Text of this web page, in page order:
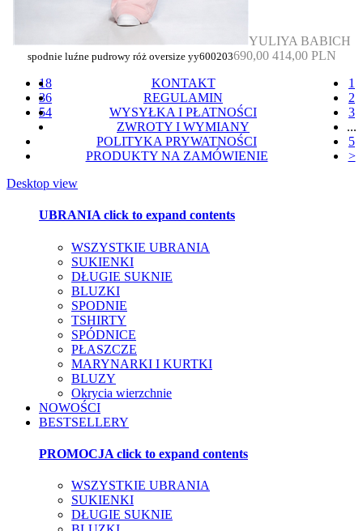
YULIYA BABICH
spodnie luźne pudrowy róż oversize yy600203690,00 414,00 PLN
18
36
54
1
2
3
...
5
>
KONTAKT
REGULAMIN
WYSYŁKA I PŁATNOŚCI
ZWROTY I WYMIANY
POLITYKA PRYWATNOŚCI
PRODUKTY NA ZAMÓWIENIE
Desktop view
UBRANIA click to expand contents
WSZYSTKIE UBRANIA
SUKIENKI
DŁUGIE SUKNIE
BLUZKI
SPODNIE
TSHIRTY
SPÓDNICE
PŁASZCZE
MARYNARKI I KURTKI
BLUZY
Okrycia wierzchnie
NOWOŚCI
BESTSELLERY
PROMOCJA click to expand contents
WSZYSTKIE UBRANIA
SUKIENKI
DŁUGIE SUKNIE